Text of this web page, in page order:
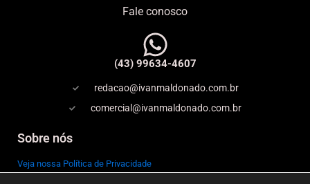
Fale conosco
(43) 99634-4607
redacao@ivanmaldonado.com.br
comercial@ivanmaldonado.com.br
Sobre nós
Veja nossa Política de Privacidade